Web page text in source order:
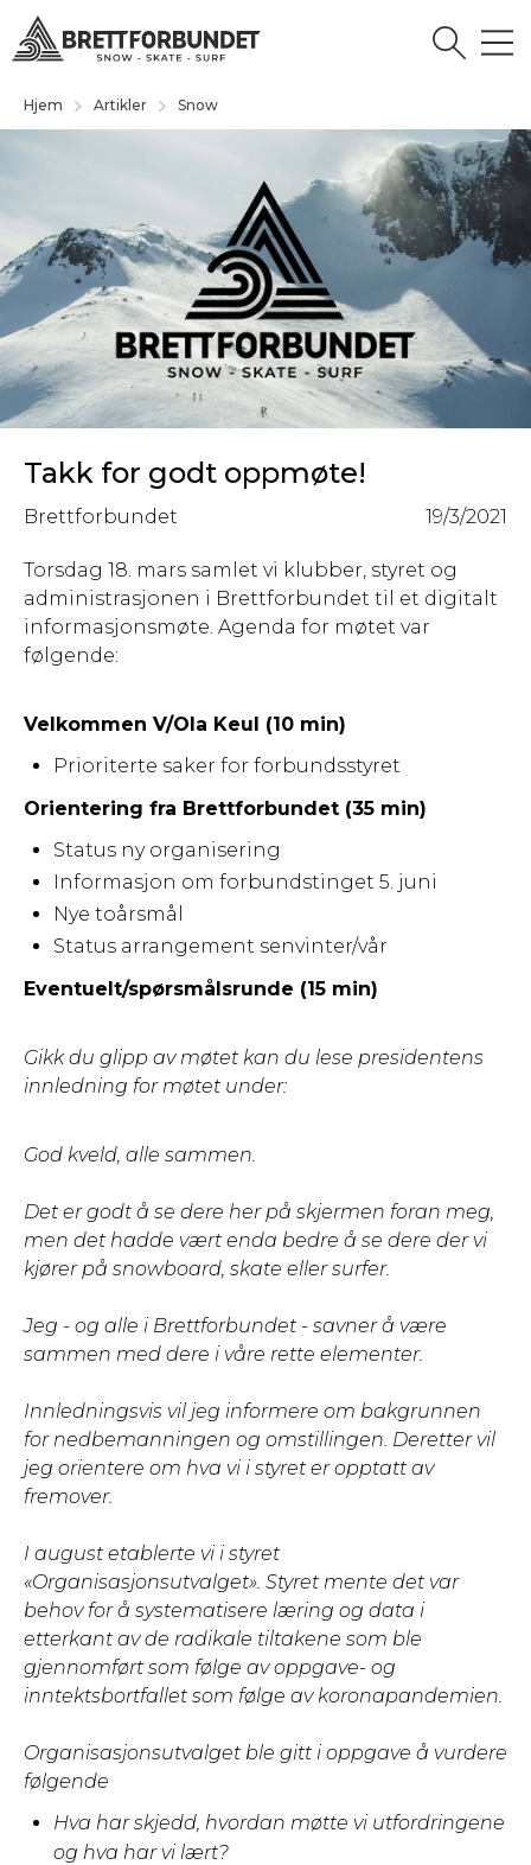
Hjem Artikler Snow
Takk for godt oppmøte!
19/3/2021
Brettforbundet
Torsdag 18. mars samlet vi klubber, styret og
administrasjonen i Brettforbundet til et digitalt
informasjonsmøte. Agenda for møtet var
følgende:
Velkommen V/Ola Keul (10 min)
Prioriterte saker for forbundsstyret
Orientering fra Brettforbundet (35 min)
Status ny organisering
Informasjon om forbundstinget 5. juni
Nye toårsmål
Status arrangement senvinter/vår
Eventuelt/spørsmålsrunde (15 min)
Gikk du glipp av møtet kan du lese presidentens
innledning for møtet under:
God kveld, alle sammen.
Det er godt å se dere her på skjermen foran meg,
men det hadde vært enda bedre å se dere der vi
kjører på snowboard, skate eller surfer.
Jeg - og alle i Brettforbundet - savner å være
sammen med dere i våre rette elementer.
Innledningsvis vil jeg informere om bakgrunnen
for nedbemanningen og omstillingen. Deretter vil
jeg orientere om hva vi i styret er opptatt av
fremover.
I august etablerte vi i styret
«Organisasjonsutvalget». Styret mente det var
behov for å systematisere læring og data i
etterkant av de radikale tiltakene som ble
gjennomført som følge av oppgave- og
inntektsbortfallet som følge av koronapandemien.
Organisasjonsutvalget ble gitt i oppgave å vurdere
følgende
Hva har skjedd, hvordan møtte vi utfordringene
og hva har vi lært?